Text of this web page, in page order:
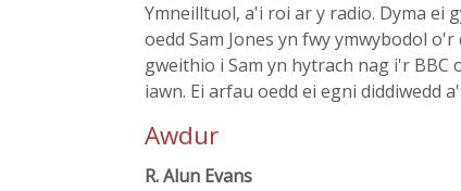
Ymneilltuol, a'i roi ar y radio. Dyma ei
oedd Sam Jones yn fwy ymwybodol
gweithio i Sam yn hytrach nag i'r BBC
iawn. Ei arfau oedd ei egni diddiwedd
Awdur
R. Alun Evans